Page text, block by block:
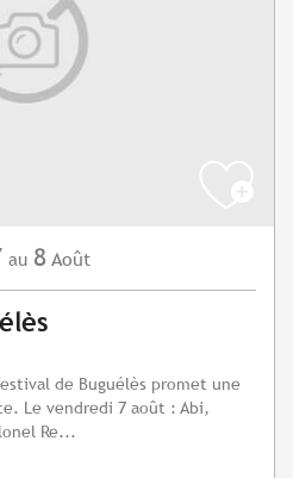
au 8 Août
de Buguélès promet une
Le vendredi 7 août : Abi,
Re...